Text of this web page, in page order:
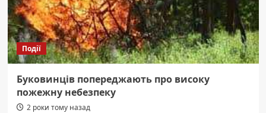
–
премʼєр
країни
Події
Буковинців попереджають про високу
пожежну небезпеку
2 роки тому назад